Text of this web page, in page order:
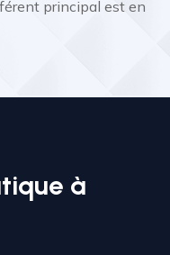
principal est en
à